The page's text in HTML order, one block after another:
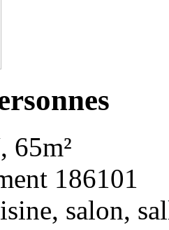
65m²
186101
salon,